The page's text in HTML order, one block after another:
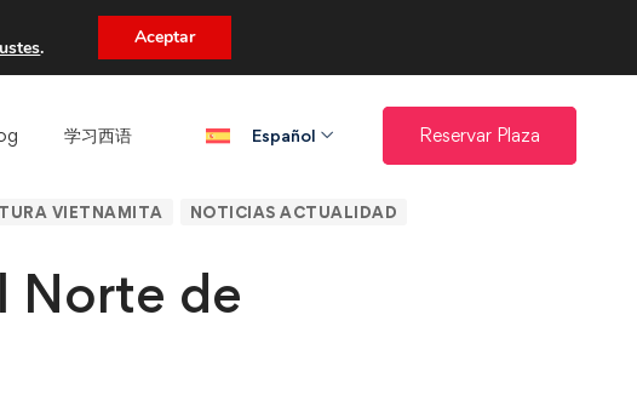
descuento.
学习西语​ Español Reservar Plaza
VIETNAMITA NOTICIAS ACTUALIDAD
Norte de
. Aceptar